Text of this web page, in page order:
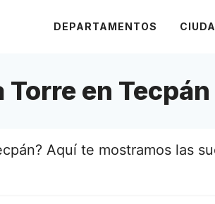
DEPARTAMENTOS
en Tecpán
Aquí te mostramos las